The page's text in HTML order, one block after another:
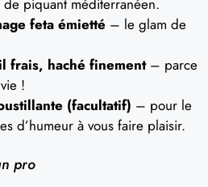
feta émietté – le glam de
frais, haché finement– parce
!
(facultatif) – pour le
d’humeur à vous faire plaisir.
pro